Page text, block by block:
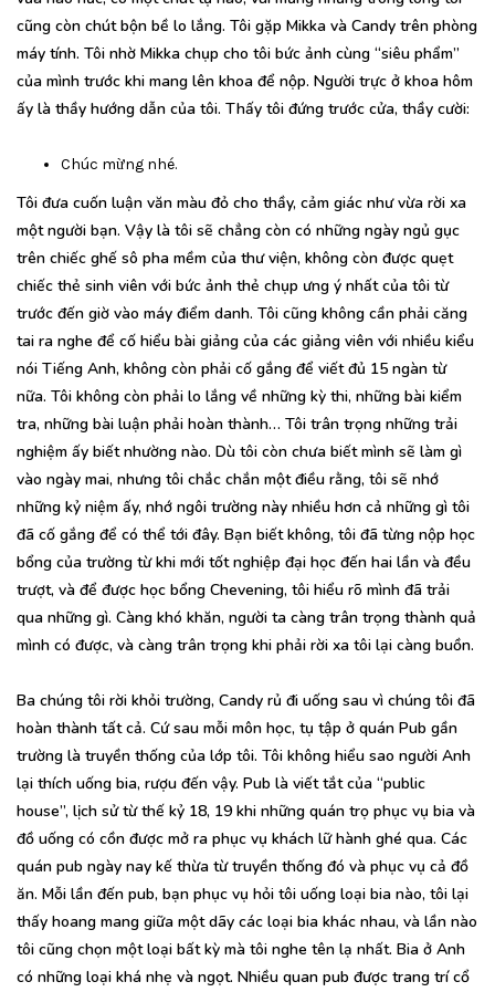
cũng còn chút bộn bề lo lắng. Tôi gặp Mikka và Candy trên phòng
máy tính. Tôi nhờ Mikka chụp cho tôi bức ảnh cùng “siêu phẩm”
của mình trước khi mang lên khoa để nộp. Người trực ở khoa hôm
ấy là thầy hướng dẫn của tôi. Thấy tôi đứng trước cửa, thầy cười:
Chúc mừng nhé.
Tôi đưa cuốn luận văn màu đỏ cho thầy, cảm giác như vừa rời xa
một người bạn. Vậy là tôi sẽ chẳng còn có những ngày ngủ gục
trên chiếc ghế sô pha mềm của thư viện, không còn được quẹt
chiếc thẻ sinh viên với bức ảnh thẻ chụp ưng ý nhất của tôi từ
trước đến giờ vào máy điểm danh. Tôi cũng không cần phải căng
tai ra nghe để cố hiểu bài giảng của các giảng viên với nhiều kiểu
nói Tiếng Anh, không còn phải cố gắng để viết đủ 15 ngàn từ
nữa. Tôi không còn phải lo lắng về những kỳ thi, những bài kiểm
tra, những bài luận phải hoàn thành… Tôi trân trọng những trải
nghiệm ấy biết nhường nào. Dù tôi còn chưa biết mình sẽ làm gì
vào ngày mai, nhưng tôi chắc chắn một điều rằng, tôi sẽ nhớ
những kỷ niệm ấy, nhớ ngôi trường này nhiều hơn cả những gì tôi
đã cố gắng để có thể tới đây. Bạn biết không, tôi đã từng nộp học
bổng của trường từ khi mới tốt nghiệp đại học đến hai lần và đều
trượt, và để được học bổng Chevening, tôi hiểu rõ mình đã trải
qua những gì. Càng khó khăn, người ta càng trân trọng thành quả
mình có được, và càng trân trọng khi phải rời xa tôi lại càng buồn.
Ba chúng tôi rời khỏi trường, Candy rủ đi uống sau vì chúng tôi đã
hoàn thành tất cả. Cứ sau mỗi môn học, tụ tập ở quán Pub gần
trường là truyền thống của lớp tôi. Tôi không hiểu sao người Anh
lại thích uống bia, rượu đến vậy. Pub là viết tắt của “public
house”, lịch sử từ thế kỷ 18, 19 khi những quán trọ phục vụ bia và
đồ uống có cồn được mở ra phục vụ khách lữ hành ghé qua. Các
quán pub ngày nay kế thừa từ truyền thống đó và phục vụ cả đồ
ăn. Mỗi lần đến pub, bạn phục vụ hỏi tôi uống loại bia nào, tôi lại
thấy hoang mang giữa một dãy các loại bia khác nhau, và lần nào
tôi cũng chọn một loại bất kỳ mà tôi nghe tên lạ nhất. Bia ở Anh
có những loại khá nhẹ và ngọt. Nhiều quan pub được trang trí cổ